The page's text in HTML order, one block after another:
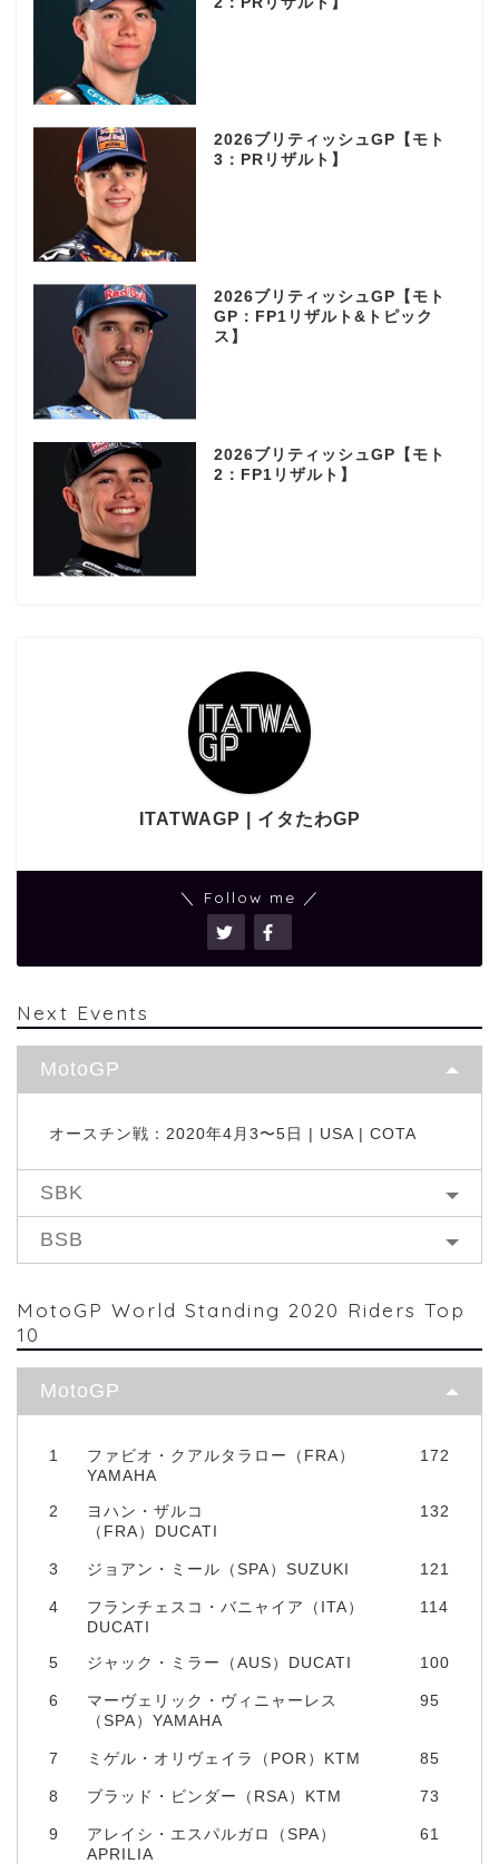
2026ブリティッシュGP【モト
3：PRリザルト】
2026ブリティッシュGP【モト
GP：FP1リザルト&トピック
ス】
2026ブリティッシュGP【モト
2：FP1リザルト】
ITATWAGP | イタたわGP
＼ Follow me ／
Next Events
MotoGP
オースチン戦：2020年4月3〜5日 | USA | COTA
SBK
BSB
MotoGP World Standing 2020 Riders Top
10
MotoGP
1
ファビオ・クアルタラロー（FRA）
YAMAHA
172
2
ヨハン・ザルコ
（FRA）DUCATI
132
3 ジョアン・ミール（SPA）SUZUKI 121
4
フランチェスコ・バニャイア（ITA）
DUCATI
114
5 ジャック・ミラー（AUS）DUCATI 100
6
マーヴェリック・ヴィニャーレス
（SPA）YAMAHA
95
7 ミゲル・オリヴェイラ（POR）KTM 85
8 ブラッド・ビンダー（RSA）KTM 73
9
アレイシ・エスパルガロ（SPA）
APRILIA
61